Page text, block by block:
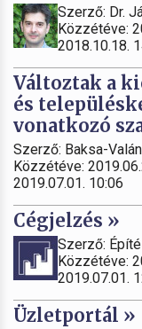
Szerző: Dr.
Közzétéve:
2018.10.18.
Változtak a
és
vonatkozó
Szerző: Baksa-
Közzétéve:
2019.07.01. 10:06
Cégjelzés »
Szerző:
Közzétéve:
2019.07.01.
Üzletportál »